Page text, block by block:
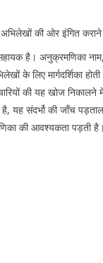
की ओर इंगित कराने
है। अनुक्रमणिका
के लिए मार्गदर्शिका
की यह खोज निकालने
यह संदर्भो की जाँच
की आवश्यकता पड़ती है।